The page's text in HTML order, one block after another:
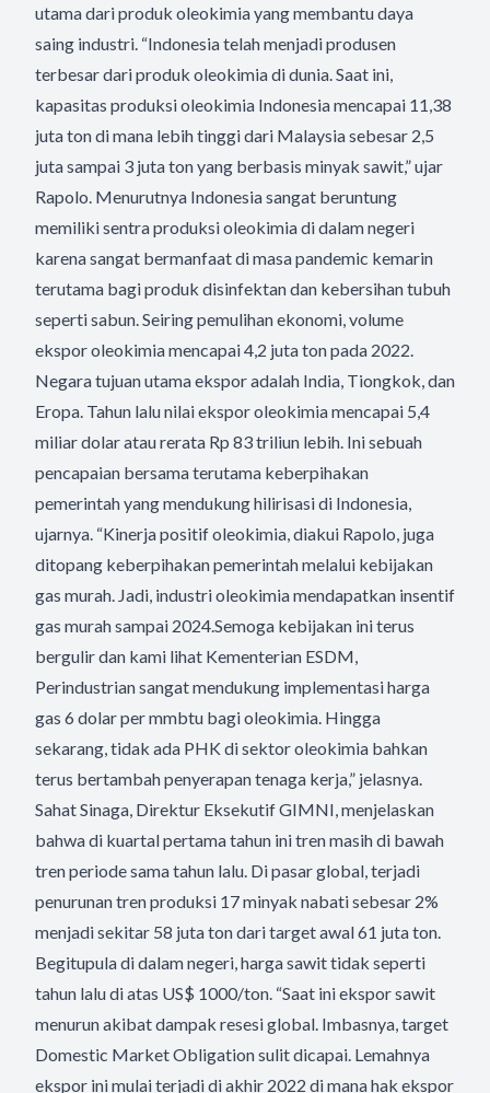
utama dari produk oleokimia yang membantu daya
saing industri. “Indonesia telah menjadi produsen
terbesar dari produk oleokimia di dunia. Saat ini,
kapasitas produksi oleokimia Indonesia mencapai 11,38
juta ton di mana lebih tinggi dari Malaysia sebesar 2,5
juta sampai 3 juta ton yang berbasis minyak sawit,” ujar
Rapolo. Menurutnya Indonesia sangat beruntung
memiliki sentra produksi oleokimia di dalam negeri
karena sangat bermanfaat di masa pandemic kemarin
terutama bagi produk disinfektan dan kebersihan tubuh
seperti sabun. Seiring pemulihan ekonomi, volume
ekspor oleokimia mencapai 4,2 juta ton pada 2022.
Negara tujuan utama ekspor adalah India, Tiongkok, dan
Eropa. Tahun lalu nilai ekspor oleokimia mencapai 5,4
miliar dolar atau rerata Rp 83 triliun lebih. Ini sebuah
pencapaian bersama terutama keberpihakan
pemerintah yang mendukung hilirisasi di Indonesia,
ujarnya. “Kinerja positif oleokimia, diakui Rapolo, juga
ditopang keberpihakan pemerintah melalui kebijakan
gas murah. Jadi, industri oleokimia mendapatkan insentif
gas murah sampai 2024.Semoga kebijakan ini terus
bergulir dan kami lihat Kementerian ESDM,
Perindustrian sangat mendukung implementasi harga
gas 6 dolar per mmbtu bagi oleokimia. Hingga
sekarang, tidak ada PHK di sektor oleokimia bahkan
terus bertambah penyerapan tenaga kerja,” jelasnya.
Sahat Sinaga, Direktur Eksekutif GIMNI, menjelaskan
bahwa di kuartal pertama tahun ini tren masih di bawah
tren periode sama tahun lalu. Di pasar global, terjadi
penurunan tren produksi 17 minyak nabati sebesar 2%
menjadi sekitar 58 juta ton dari target awal 61 juta ton.
Begitupula di dalam negeri, harga sawit tidak seperti
tahun lalu di atas US$ 1000/ton. “Saat ini ekspor sawit
menurun akibat dampak resesi global. Imbasnya, target
Domestic Market Obligation sulit dicapai. Lemahnya
ekspor ini mulai terjadi di akhir 2022 di mana hak ekspor